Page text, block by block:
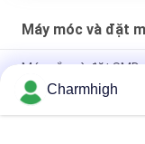
Máy móc và đặt
Máy gắp và đặt SMD
Thiết kế hẹp Mô-đun
SMT 6 đầu Hỗ trợ
Charmhigh